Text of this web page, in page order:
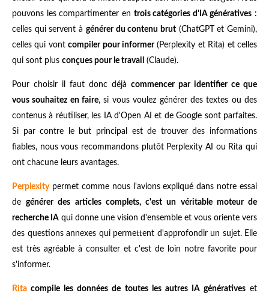
pouvons les compartimenter en trois catégories d'IA génératives :
celles qui servent à générer du contenu brut(ChatGPT et Gemini),
celles qui vontcompiler pour informer(Perplexity et Rita) et celles
qui sont plus conçues pour le travail (Claude).
Pour choisir il faut donc déjà commencer par identifier ce que
vous souhaitez en faire, si vous voulez générer des textes ou des
contenus à réutiliser, les IA d'Open AI et de Google sont parfaites.
Si par contre le but principal est de trouver des informations
fiables, nous vous recommandons plutôt Perplexity AI ou Rita qui
ont chacune leurs avantages.
Perplexitypermet comme nous l'avions expliqué dans notre essai
degénérer des articles complets, c'est un véritable moteur de
recherche IA qui donne une vision d'ensemble et vous oriente vers
des questions annexes qui permettent d'approfondir un sujet. Elle
est très agréable à consulter et c'est de loin notre favorite pour
s'informer.
Rita compile les données de toutes les autres IA générativeset